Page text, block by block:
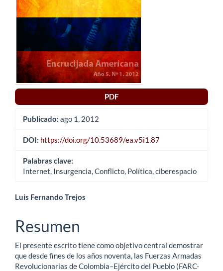
artículo
PDF
Publicado: ago 1, 2012
DOI: https://doi.org/10.53689/ea.v5i1.87
Palabras clave:
Internet, Insurgencia, Conflicto, Política, ciberespacio
Contenido
principal
del
artículo
Luis Fernando Trejos
Resumen
El presente escrito tiene como objetivo central demostrar
que desde fines de los años noventa, las Fuerzas Armadas
Revolucionarias de Colombia–Ejército del Pueblo (FARC-